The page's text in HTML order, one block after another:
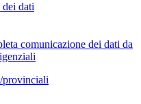
dei dati
comunicazione dei dati da
provinciali